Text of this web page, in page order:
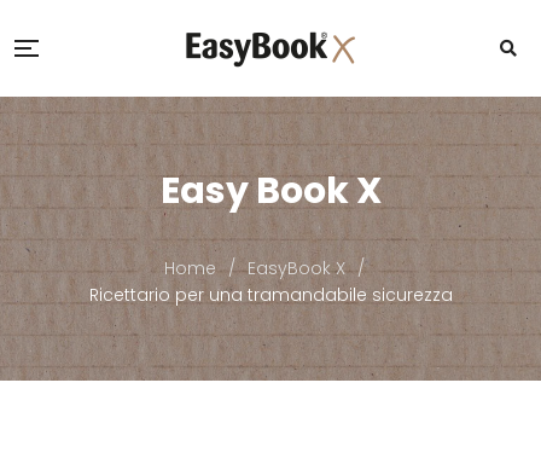
Easy Book X
Home / EasyBook X /
Ricettario per una tramandabile sicurezza